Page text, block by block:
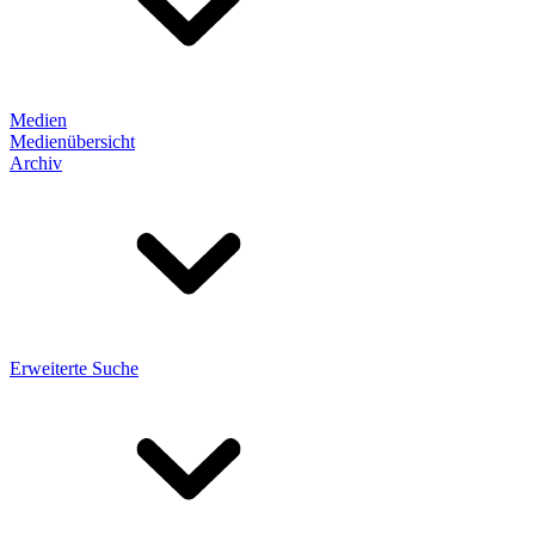
Medien
Medienübersicht
Archiv
Erweiterte Suche